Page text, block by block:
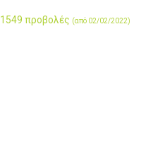
1549 προβολές (από 02/02/2022)